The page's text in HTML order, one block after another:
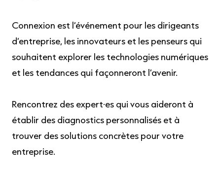
Connexion est l’événement pour les dirigeants
d’entreprise, les innovateurs et les penseurs qui
souhaitent explorer les technologies numériques
et les tendances qui façonneront l’avenir.
Rencontrez des expert·es qui vous aideront à
établir des diagnostics personnalisés et à
trouver des solutions concrètes pour votre
entreprise.